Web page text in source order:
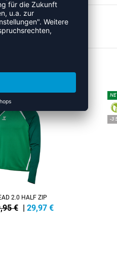
2.0 HALF ZIP
€ | 29,97 €
-